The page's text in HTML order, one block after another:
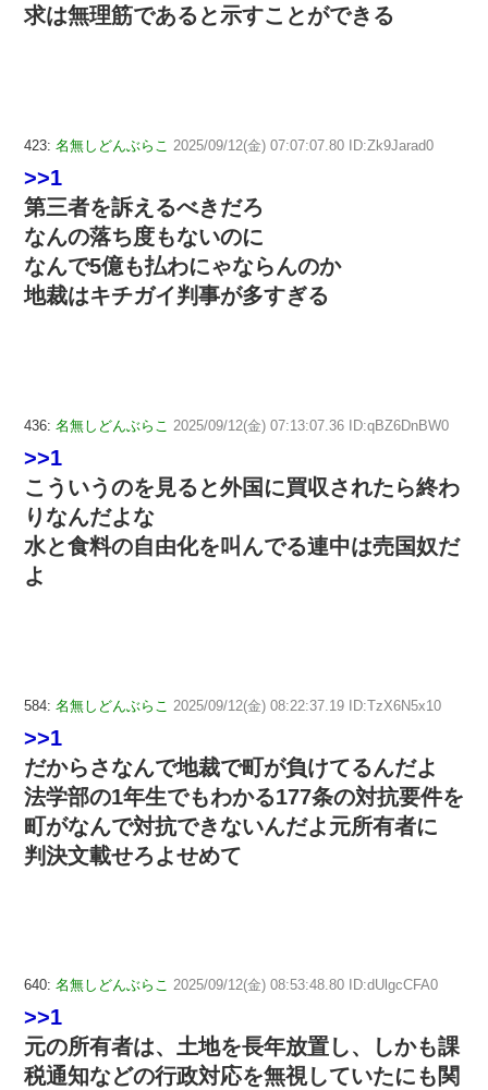
求は無理筋であると示すことができる
423: 名無しどんぶらこ 2025/09/12(金) 07:07:07.80 ID:Zk9Jarad0
>>1
第三者を訴えるべきだろ
なんの落ち度もないのに
なんで5億も払わにゃならんのか
地裁はキチガイ判事が多すぎる
436: 名無しどんぶらこ 2025/09/12(金) 07:13:07.36 ID:qBZ6DnBW0
>>1
こういうのを見ると外国に買収されたら終わ
りなんだよな
水と食料の自由化を叫んでる連中は売国奴だ
よ
584: 名無しどんぶらこ 2025/09/12(金) 08:22:37.19 ID:TzX6N5x10
>>1
だからさなんで地裁で町が負けてるんだよ
法学部の1年生でもわかる177条の対抗要件を
町がなんで対抗できないんだよ元所有者に
判決文載せろよせめて
640: 名無しどんぶらこ 2025/09/12(金) 08:53:48.80 ID:dUlgcCFA0
>>1
元の所有者は、土地を長年放置し、しかも課
税通知などの行政対応を無視していたにも関